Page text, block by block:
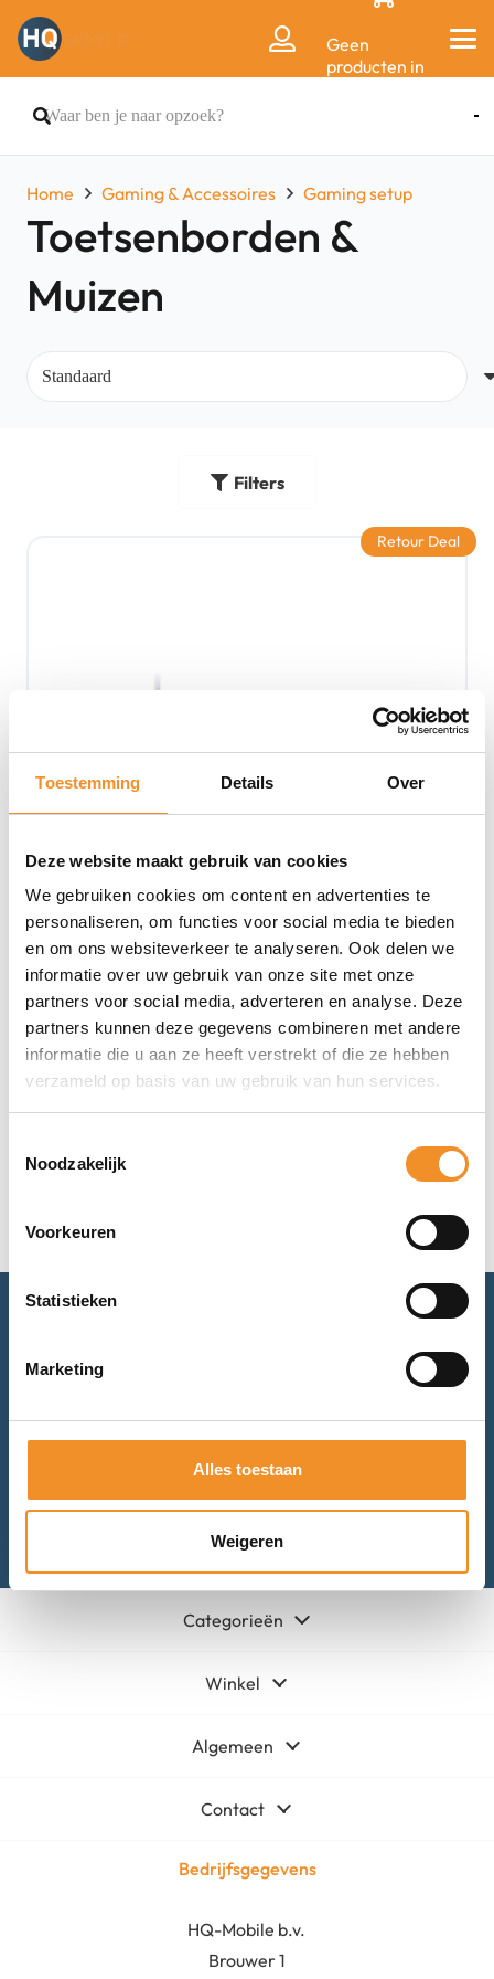
Toestemming Details Over
Deze website maakt gebruik van cookies
We gebruiken cookies om content en advertenties te
personaliseren, om functies voor social media te bieden
en om ons websiteverkeer te analyseren. Ook delen we
informatie over uw gebruik van onze site met onze
partners voor social media, adverteren en analyse. Deze
partners kunnen deze gegevens combineren met andere
informatie die u aan ze heeft verstrekt of die ze hebben
verzameld op basis van uw gebruik van hun services.
Noodzakelijk
Voorkeuren
Statistieken
Marketing
Alles toestaan
Weigeren
Geen
producten in
Home Gaming & Accessoires Gaming setup
Toetsenborden &
Muizen
Filters
Razer Huntsman Mini Qwerty – Red Switch – RGB –
60% – Wit
Op werkdagen vóór 15u besteld, vandaag verzonden!
€69,99
Retour Deal
Bel met ons
Categorieën
Winkel
Algemeen
Contact
Bedrijfsgegevens
HQ-Mobile b.v.
Brouwer 1